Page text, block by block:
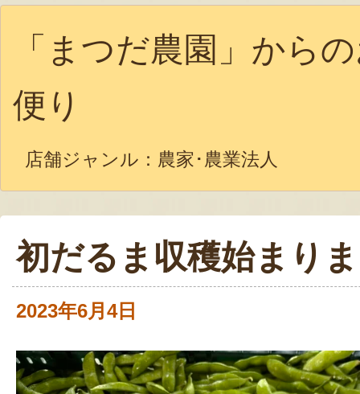
「まつだ農園」から
便り
店舗ジャンル： 農家･農業法人
初だるま収穫始まり
2023年6月4日